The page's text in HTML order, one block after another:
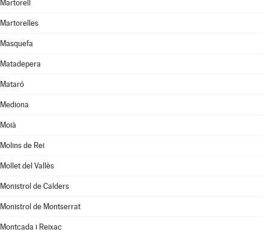
Martorell
Martorelles
Masquefa
Matadepera
Mataró
Mediona
Moià
Molins de Rei
Mollet del Vallès
Monistrol de Calders
Monistrol de Montserrat
Montcada i Reixac